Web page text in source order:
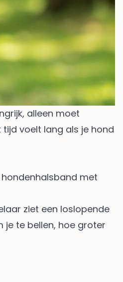
alleen moet
voelt lang als je hond
met
ziet een loslopende
je te bellen, hoe groter